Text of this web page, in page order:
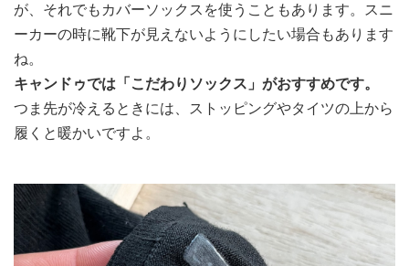
が、それでもカバーソックスを使うこともあります。スニ
ーカーの時に靴下が見えないようにしたい場合もあります
ね。
キャンドゥでは「こだわりソックス」がおすすめです。
つま先が冷えるときには、ストッピングやタイツの上から
履くと暖かいですよ。